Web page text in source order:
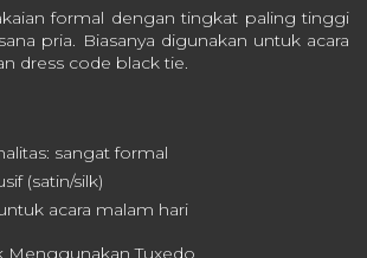
formal dengan tingkat paling tinggi
pria. Biasanya digunakan untuk acara
dress code black tie.
sangat formal
(satin/silk)
acara malam hari
Menggunakan Tuxedo